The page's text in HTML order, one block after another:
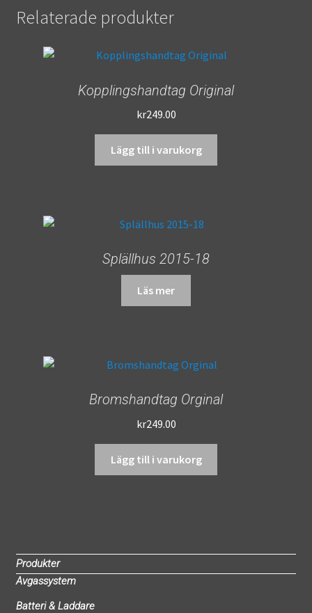
Relaterade produkter
Kopplingshandtag Original
kr249.00
Lägg till i varukorg
Splällhus 2015-18
Läs mer
Bromshandtag Orginal
kr249.00
Lägg till i varukorg
Produkter
Avgassystem
Batteri & Laddare